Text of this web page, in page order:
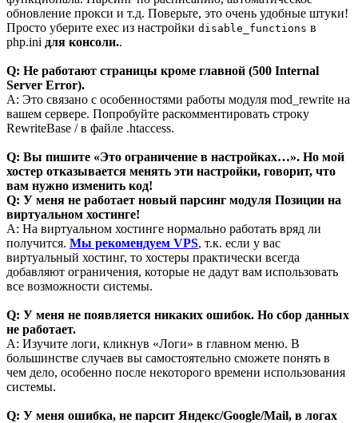
обновление прокси и т.д. Поверьте, это очень удобные штуки!
Просто уберите exec из настройки disable_functions в
php.ini для консоли..
Q: Не работают страницы кроме главной (500 Internal
Server Error).
A: Это связано с особенностями работы модуля mod_rewrite на
вашем сервере. Попробуйте раскомментировать строку
RewriteBase / в файле .htaccess.
Q: Вы пишите «Это ограничение в настройках…». Но мой
хостер отказывается менять эти настройки, говорит, что
вам нужно изменить код!
Q: У меня не работает новый парсинг модуля Позиции на
виртуальном хостинге!
A: На виртуальном хостинге нормально работать вряд ли
получится. Мы рекомендуем VPS, т.к. если у вас
виртуальный хостинг, то хостеры практически всегда
добавляют ограничения, которые не дадут вам использовать
все возможности системы.
Q: У меня не появляется никаких ошибок. Но сбор данных
не работает.
A: Изучите логи, кликнув «Логи» в главном меню. В
большинстве случаев вы самостоятельно сможете понять в
чем дело, особенно после некоторого времени использования
системы.
Q: У меня ошибка, не парсит Яндекс/Google/Mail, в логах